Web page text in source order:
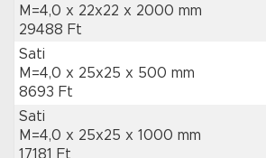
M=4,0 x 22x22 x 2000 mm
29488 Ft
Sati
M=4,0 x 25x25 x 500 mm
8693 Ft
Sati
M=4,0 x 25x25 x 1000 mm
17181 Ft